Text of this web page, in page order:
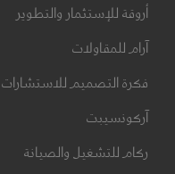
أروقة للإستثمار والتطوير
آرام للمقاولات
فكرة التصميم
آركونسيبت
ركام للتشغيل والصيانة